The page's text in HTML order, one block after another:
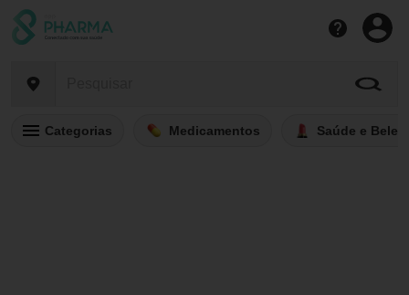
Categorias Medicamentos Saúde e